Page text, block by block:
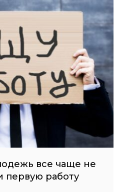
все чаще не
первую работу